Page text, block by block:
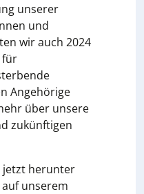
unserer
und
wir auch 2024
für
Angehörige
über unsere
zukünftigen
jetzt herunter
unserem